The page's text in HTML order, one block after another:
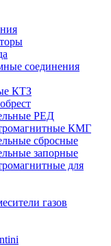
соединения
КТЗ
РЕД
КМГ
сбросные
запорные
для
газов